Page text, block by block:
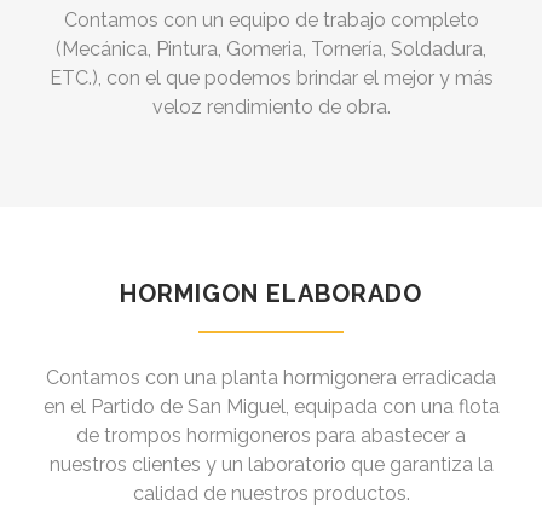
Contamos con un equipo de trabajo completo
(Mecánica, Pintura, Gomeria, Tornería, Soldadura,
ETC.), con el que podemos brindar el mejor y más
veloz rendimiento de obra.
HORMIGON ELABORADO
Contamos con una planta hormigonera erradicada
en el Partido de San Miguel, equipada con una flota
de trompos hormigoneros para abastecer a
nuestros clientes y un laboratorio que garantiza la
calidad de nuestros productos.